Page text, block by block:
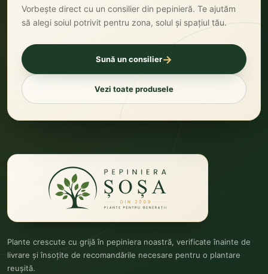
Vorbește direct cu un consilier din pepinieră. Te ajutăm
să alegi soiul potrivit pentru zona, solul și spațiul tău.
Sună un consilier→
Vezi toate produsele
Plante crescute cu grijă în pepiniera noastră, verificate înainte de
livrare și însoțite de recomandările necesare pentru o plantare
reușită.